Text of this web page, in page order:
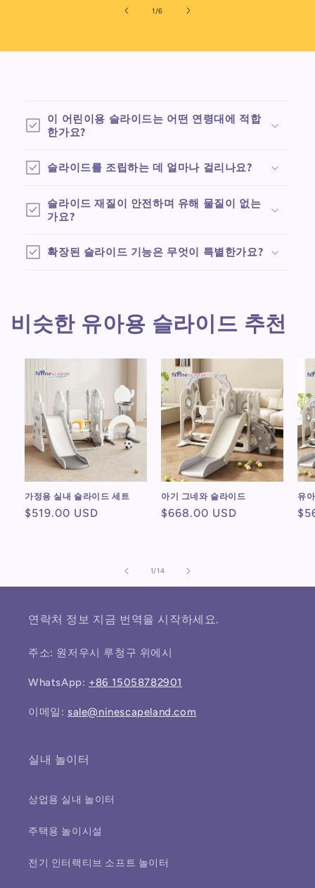
1/의
6
가
한
텐
츠
이 어린이용 슬라이드는 어떤 연령대에 적합
한가요?
슬라이드를 조립하는 데 얼마나 걸리나요?
슬라이드 재질이 안전하며 유해 물질이 없는
가요?
확장된 슬라이드 기능은 무엇이 특별한가요?
비슷한 유아용 슬라이드 추천
가정용 실내 슬라이드 세트
정
$519.00 USD
아기 그네와 슬라이드
정
$668.00 USD
유
정
1/의
14
연락처 정보 지금 번역을 시작하세요.
주소: 원저우시 루청구 위에시
WhatsApp: +86 15058782901
이메일:sale@ninescapeland.com
실내 놀이터
상업용 실내 놀이터
주택용 놀이시설
전기 인터랙티브 소프트 놀이터